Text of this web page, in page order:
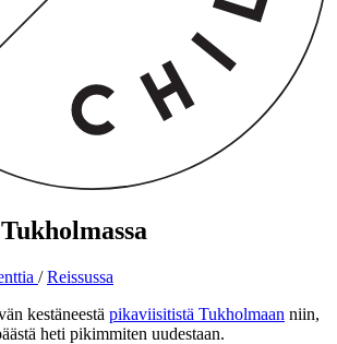
/ Reissussa
kestäneestä pikaviisitistä Tukholmaan niin,
heti pikimmiten uudestaan.